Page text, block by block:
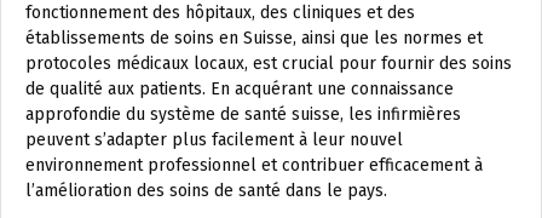
fonctionnement des hôpitaux, des cliniques et des
établissements de soins en Suisse, ainsi que les normes et
protocoles médicaux locaux, est crucial pour fournir des soins
de qualité aux patients. En acquérant une connaissance
approfondie du système de santé suisse, les infirmières
peuvent s’adapter plus facilement à leur nouvel
environnement professionnel et contribuer efficacement à
l’amélioration des soins de santé dans le pays.